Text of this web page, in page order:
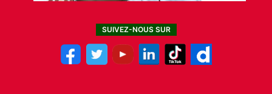
SUIVEZ-NOUS SUR